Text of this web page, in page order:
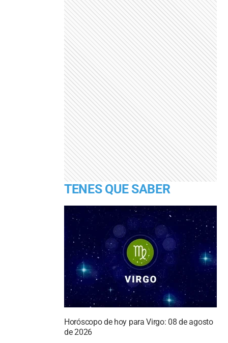
TENES QUE SABER
Horóscopo de hoy para Virgo: 08 de agosto
de 2026